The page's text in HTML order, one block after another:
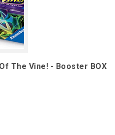
The Vine! - Booster BOX